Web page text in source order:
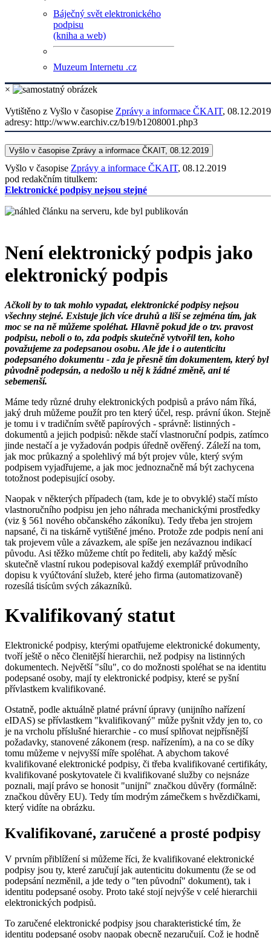
Báječný svět elektronického
podpisu
(kniha a web)
Muzeum Internetu .cz
×
Vyšlo v časopise Zprávy a informace ČKAIT, 08.12.2019
Vytištěno z
adresy: http://www.earchiv.cz/b19/b1208001.php3
Vyšlo v časopise Zprávy a informace ČKAIT, 08.12.2019
Vyšlo v časopise Zprávy a informace ČKAIT, 08.12.2019
pod redakčním titulkem:
Elektronické podpisy nejsou stejné
Není elektronický podpis jako
elektronický podpis
Ačkoli by to tak mohlo vypadat, elektronické podpisy nejsou
všechny stejné. Existuje jich více druhů a liší se zejména tím, jak
moc se na ně můžeme spoléhat. Hlavně pokud jde o tzv. pravost
podpisu, neboli o to, zda podpis skutečně vytvořil ten, koho
považujeme za podepsanou osobu. Ale jde i o autenticitu
podepsaného dokumentu - zda je přesně tím dokumentem, který byl
původně podepsán, a nedošlo u něj k žádné změně, ani té
sebemenší.
Máme tedy různé druhy elektronických podpisů a právo nám říká,
jaký druh můžeme použít pro ten který účel, resp. právní úkon. Stejně
je tomu i v tradičním světě papírových - správně: listinných -
dokumentů a jejich podpisů: někde stačí vlastnoruční podpis, zatímco
jinde nestačí a je vyžadován podpis úředně ověřený. Záleží na tom,
jak moc průkazný a spolehlivý má být projev vůle, který svým
podpisem vyjadřujeme, a jak moc jednoznačně má být zachycena
totožnost podepisující osoby.
Naopak v některých případech (tam, kde je to obvyklé) stačí místo
vlastnoručního podpisu jen jeho náhrada mechanickými prostředky
(viz § 561 nového občanského zákoníku). Tedy třeba jen strojem
napsané, či na tiskárně vytištěné jméno. Protože zde podpis není ani
tak projevem vůle a závazkem, ale spíše jen nezávaznou indikací
původu. Asi těžko můžeme chtít po řediteli, aby každý měsíc
skutečně vlastní rukou podepisoval každý exemplář průvodního
dopisu k vyúčtování služeb, které jeho firma (automatizovaně)
rozesílá tisícům svých zákazníků.
Kvalifikovaný statut
Elektronické podpisy, kterými opatřujeme elektronické dokumenty,
tvoří ještě o něco členitější hierarchii, než podpisy na listinných
dokumentech. Největší "sílu", co do možnosti spoléhat se na identitu
podepsané osoby, mají ty elektronické podpisy, které se pyšní
přívlastkem kvalifikované.
Ostatně, podle aktuálně platné právní úpravy (unijního nařízení
eIDAS) se přívlastkem "kvalifikovaný" může pyšnit vždy jen to, co
je na vrcholu příslušné hierarchie - co musí splňovat nejpřísnější
požadavky, stanovené zákonem (resp. nařízením), a na co se díky
tomu můžeme v nejvyšší míře spoléhat. A abychom takové
kvalifikované elektronické podpisy, či třeba kvalifikované certifikáty,
kvalifikované poskytovatele či kvalifikované služby co nejsnáze
poznali, mají právo se honosit "unijní" značkou důvěry (formálně:
značkou důvěry EU). Tedy tím modrým zámečkem s hvězdičkami,
který vidíte na obrázku.
Kvalifikované, zaručené a prosté podpisy
V prvním přiblížení si můžeme říci, že kvalifikované elektronické
podpisy jsou ty, které zaručují jak autenticitu dokumentu (že se od
podepsání nezměnil, a jde tedy o "ten původní" dokument), tak i
identitu podepsané osoby. Proto také stojí nejvýše v celé hierarchii
elektronických podpisů.
To zaručené elektronické podpisy jsou charakteristické tím, že
identitu podepsané osoby naopak obecně nezaručují. Což je hodně